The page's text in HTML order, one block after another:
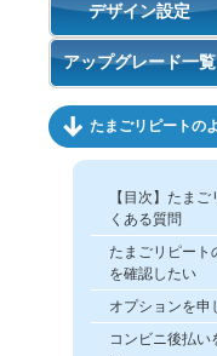
デザイン設定
アップグレード一覧
たまごリピートの
【目次】たま
くある質問
たまごリピート
を確認したい
オプションを申
コンビニ後払い